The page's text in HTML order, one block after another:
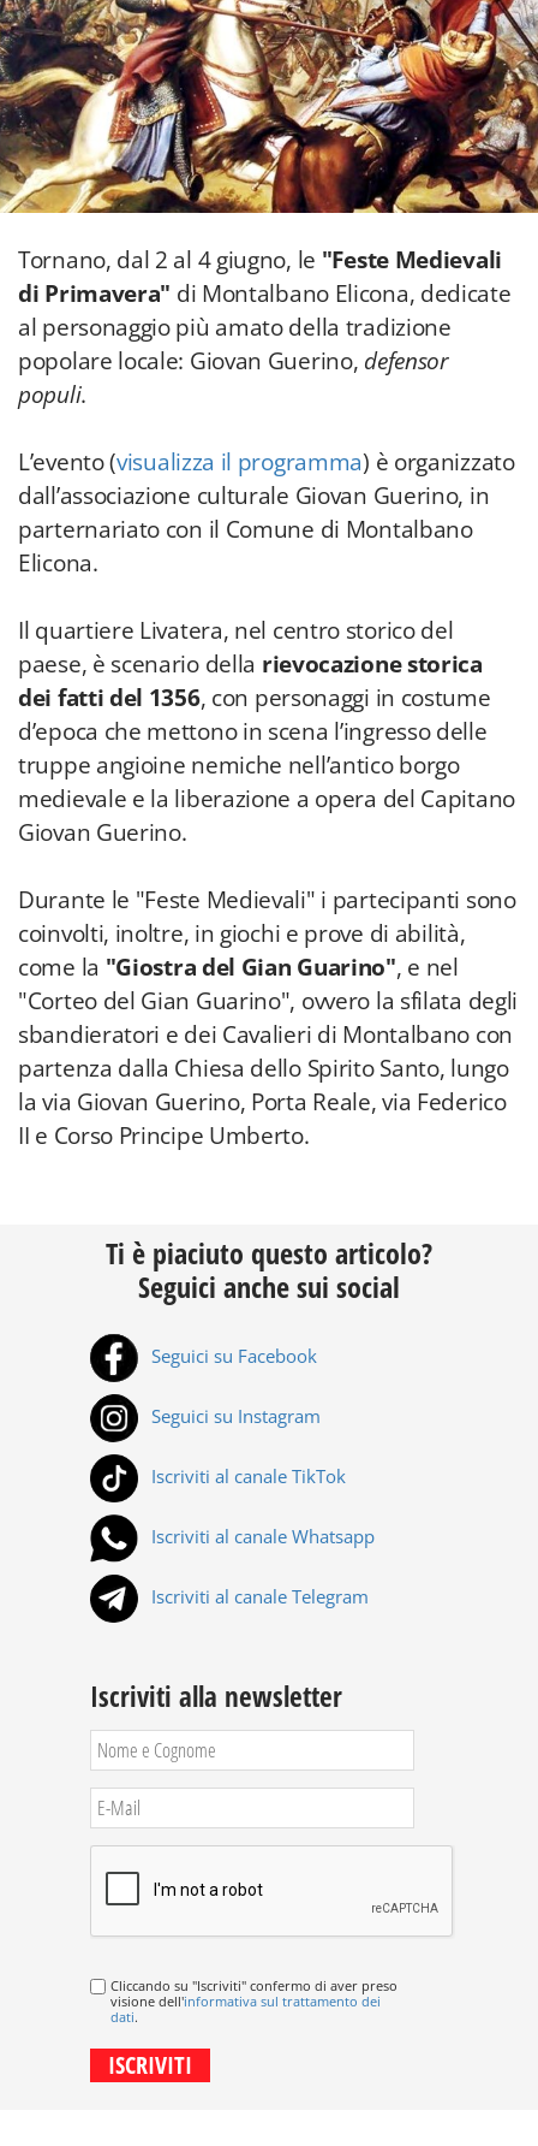
Tornano, dal 2 al 4 giugno, le "Feste Medievali
di Primavera" di Montalbano Elicona, dedicate
al personaggio più amato della tradizione
popolare locale: Giovan Guerino, defensor
populi.
L’evento (visualizza il programma) è organizzato
dall’associazione culturale Giovan Guerino, in
parternariato con il Comune di Montalbano
Elicona.
Il quartiere Livatera, nel centro storico del
paese, è scenario della rievocazione storica
dei fatti del 1356, con personaggi in costume
d’epoca che mettono in scena l’ingresso delle
truppe angioine nemiche nell’antico borgo
medievale e la liberazione a opera del Capitano
Giovan Guerino.
Durante le "Feste Medievali" i partecipanti sono
coinvolti, inoltre, in giochi e prove di abilità,
come la "Giostra del Gian Guarino", e nel
"Corteo del Gian Guarino", ovvero la sfilata degli
sbandieratori e dei Cavalieri di Montalbano con
partenza dalla Chiesa dello Spirito Santo, lungo
la via Giovan Guerino, Porta Reale, via Federico
II e Corso Principe Umberto.
Ti è piaciuto questo articolo?
Seguici anche sui social
Seguici su Facebook
Seguici su Instagram
Iscriviti al canale TikTok
Iscriviti al canale Whatsapp
Iscriviti al canale Telegram
Iscriviti alla newsletter
Cliccando su "Iscriviti" confermo di aver preso
visione dell'informativa sul trattamento dei
dati.